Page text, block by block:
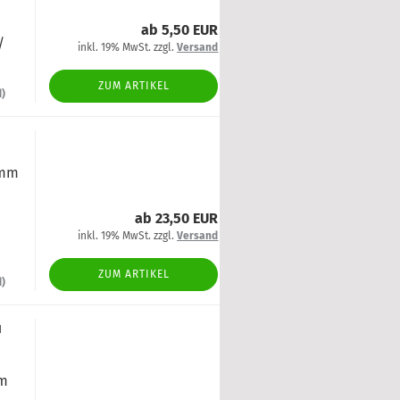
ab 5,50 EUR
inkl. 19% MwSt. zzgl.Versand
ZUM ARTIKEL
ab 23,50 EUR
inkl. 19% MwSt. zzgl.Versand
ZUM ARTIKEL